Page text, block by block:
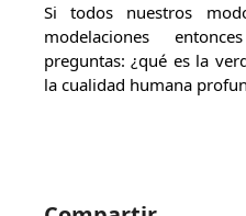
Si todos nuestros
modelaciones
preguntas: ¿qué es la
la cualidad humana